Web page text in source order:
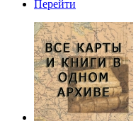
Перейти